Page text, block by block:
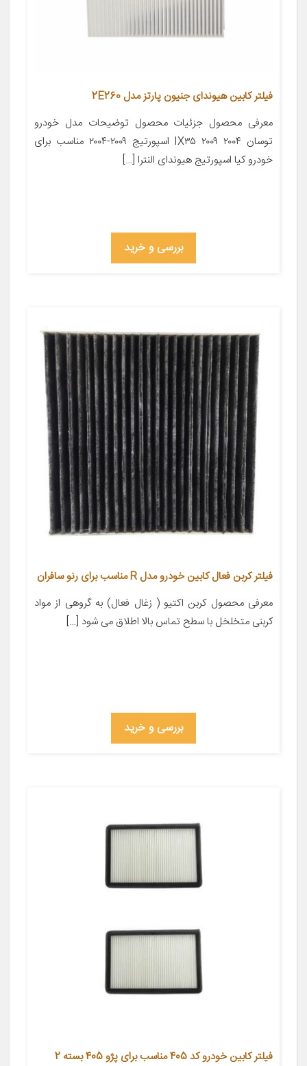
فیلتر کابین هیوندای جنیون پارتز مدل 2E260
معرفی محصول جزئیات محصول توضیحات مدل خودرو
توسان ۲۰۰۴ IX۳۵ ۲۰۰۹ اسپورتیج ۲۰۰۹-۲۰۰۴ مناسب برای
خودرو کیا اسپورتیج هیوندای النترا […]
بررسی و خرید
فیلتر کربن فعال کابین خودرو مدل R مناسب برای رنو سافران
معرفی محصول کربن اکتیو ( زغال فعال) به گروهی از مواد
کربنی متخلخل با سطح تماس بالا اطلاق می شود […]
بررسی و خرید
فیلتر کابین خودرو کد 405 مناسب برای پژو 405 بسته 2